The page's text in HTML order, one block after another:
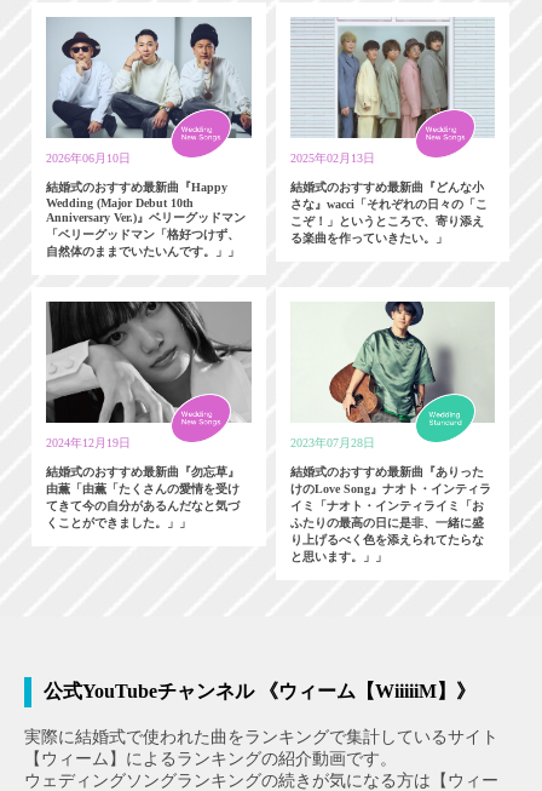
2026年06月10日
結婚式のおすすめ最新曲『Happy
Wedding (Major Debut 10th
Anniversary Ver.)』ベリーグッドマン
「ベリーグッドマン「格好つけず、
自然体のままでいたいんです。」」
2025年02月13日
結婚式のおすすめ最新曲『どんな小
さな』wacci「それぞれの日々の「こ
こぞ！」というところで、寄り添え
る楽曲を作っていきたい。」
2024年12月19日
結婚式のおすすめ最新曲『勿忘草』
由薫「由薫「たくさんの愛情を受け
てきて今の自分があるんだなと気づ
くことができました。」」
2023年07月28日
結婚式のおすすめ最新曲『ありった
けのLove Song』ナオト・インティラ
イミ「ナオト・インティライミ「お
ふたりの最高の日に是非、一緒に盛
り上げるべく色を添えられてたらな
と思います。」」
公式YouTubeチャンネル 《ウィーム【WiiiiiM】》
実際に結婚式で使われた曲をランキングで集計しているサイト
【ウィーム】によるランキングの紹介動画です。
ウェディングソングランキングの続きが気になる方は【ウィー